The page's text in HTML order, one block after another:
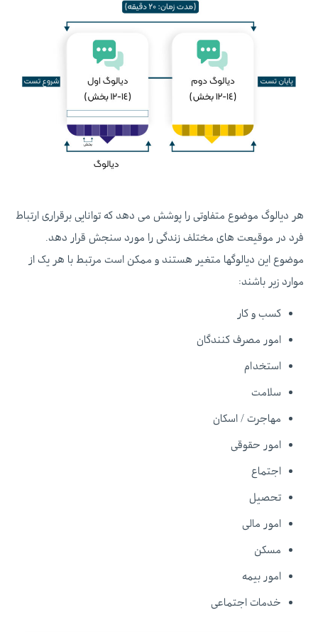
هر دیالوگ موضوع متفاوتی را پوشش می دهد که توانایی برقراری ارتباط
فرد در موقیعت های مختلف زندگی را مورد سنجش قرار دهد.
موضوع این دیالوگها متغیر هستند و ممکن است مرتبط با هر یک از
موارد زیر باشند:
کسب و کار
امور مصرف کنندگان
استخدام
سلامت
مهاجرت / اسکان
امور حقوقی
اجتماع
تحصیل
امور مالی
مسکن
امور بیمه
خدمات اجتماعی